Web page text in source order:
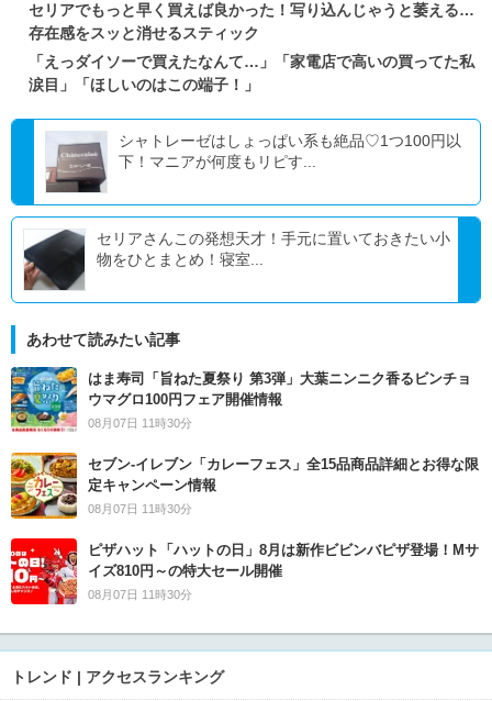
セリアでもっと早く買えば良かった！写り込んじゃうと萎える…
存在感をスッと消せるスティック
「えっダイソーで買えたなんて…」「家電店で高いの買ってた私
涙目」「ほしいのはこの端子！」
シャトレーゼはしょっぱい系も絶品♡1つ100円以
下！マニアが何度もリピす...
セリアさんこの発想天才！手元に置いておきたい小
物をひとまとめ！寝室...
あわせて読みたい記事
はま寿司「旨ねた夏祭り 第3弾」大葉ニンニク香るビンチョ
ウマグロ100円フェア開催情報
08月07日 11時30分
セブン‐イレブン「カレーフェス」全15品商品詳細とお得な限
定キャンペーン情報
08月07日 11時30分
ピザハット「ハットの日」8月は新作ビビンバピザ登場！Mサ
イズ810円～の特大セール開催
08月07日 11時30分
トレンド | アクセスランキング